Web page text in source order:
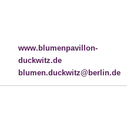
www.blumenpavillon-
duckwitz.de
blumen.duckwitz@berlin.de